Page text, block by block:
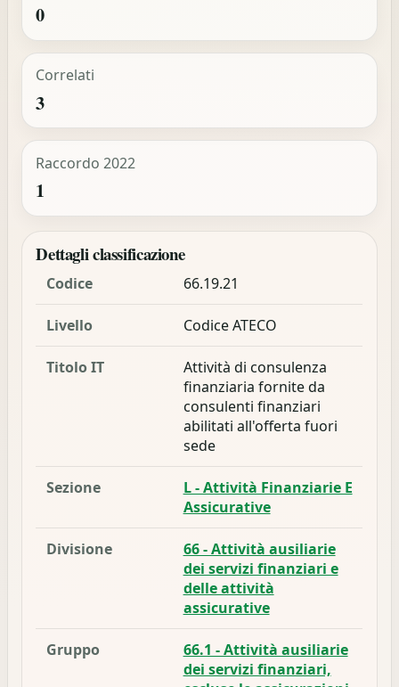
0
Correlati
3
Raccordo 2022
1
Dettagli classificazione
Codice 66.19.21
Livello Codice ATECO
Titolo IT
Attività di consulenza
finanziaria fornite da
consulenti finanziari
abilitati all'offerta fuori
sede
Sezione
L - Attività Finanziarie E
Assicurative
Divisione
66 - Attività ausiliarie
dei servizi finanziari e
delle attività
assicurative
Gruppo
66.1 - Attività ausiliarie
dei servizi finanziari,